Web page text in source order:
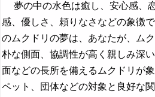
夢の中の水色は癒し、安心感、
感、優しさ、頼りなさなどの象徴
のムクドリの夢は、あなたが、ム
朴な側面、協調性が高く親しみ深
面などの長所を備えるムクドリが
ペット、団体などの対象と良好な